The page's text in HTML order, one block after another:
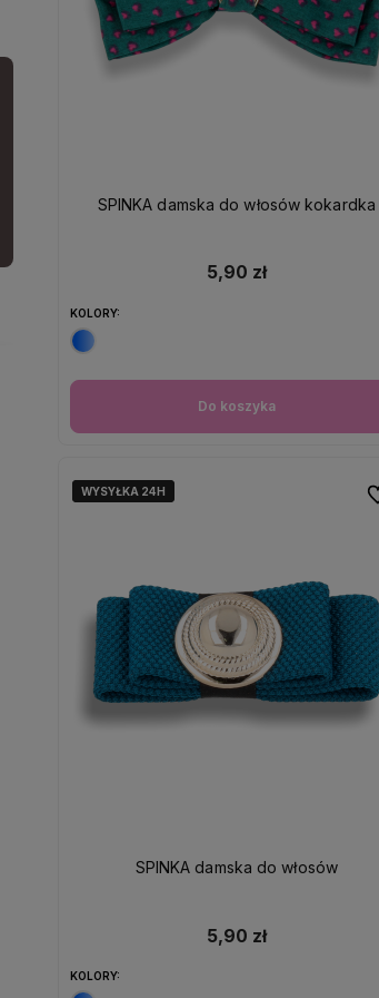
SPINKA damska do włosów kokardka
5,90 zł
KOLORY:
Do koszyka
WYSYŁKA 24H
WYSYŁKA 24H
SPINKA damska do włosów
5,90 zł
KOLORY: